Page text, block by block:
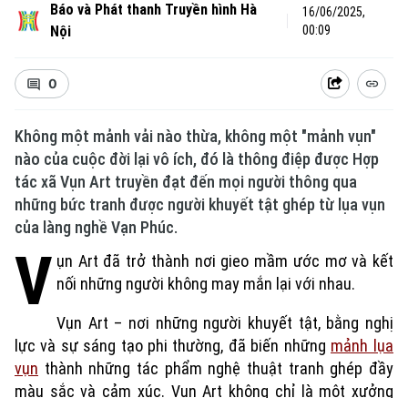
Báo và Phát thanh Truyền hình Hà
Nội
16/06/2025,
00:09
0
Không một mảnh vải nào thừa, không một "mảnh vụn"
nào của cuộc đời lại vô ích, đó là thông điệp được Hợp
tác xã Vụn Art truyền đạt đến mọi người thông qua
những bức tranh được người khuyết tật ghép từ lụa vụn
của làng nghề Vạn Phúc.
V ụn Art đã trở thành nơi gieo mầm ước mơ và kết
nối những người không may mắn lại với nhau.
Vụn Art – nơi những người khuyết tật, bằng nghị
lực và sự sáng tạo phi thường, đã biến những mảnh lụa
vụn thành những tác phẩm nghệ thuật tranh ghép đầy
màu sắc và cảm xúc. Vụn Art không chỉ là một xưởng